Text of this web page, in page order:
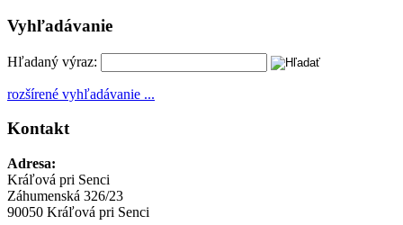
Vyhľadávanie
Hľadaný výraz:
rozšírené vyhľadávanie ...
Kontakt
Adresa:
Kráľová pri Senci
Záhumenská 326/23
90050 Kráľová pri Senci